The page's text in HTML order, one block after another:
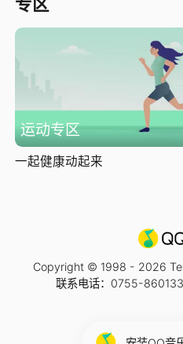
运动专区
一起健康动起来
Copyright © 1998 - 2026
联系电话：0755-